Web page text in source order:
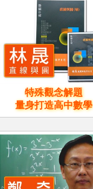
特殊觀念解題
量身打造高中數學